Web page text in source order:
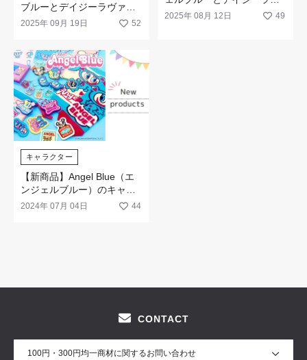
ブルーとデイジーラヴァー
ズの新商品が追加で登場！
2025年 09月 19日 52
ァーズの新商品が新発売！
2025年 08月 12日 49
キャラクター
【新商品】Angel Blue（エ
ンジェルブルー）のキャラ
クターグッズが新発売☆
2024年 07月 04日 44
CONTACT
100円・300円均一商材に関するお問い合わせ